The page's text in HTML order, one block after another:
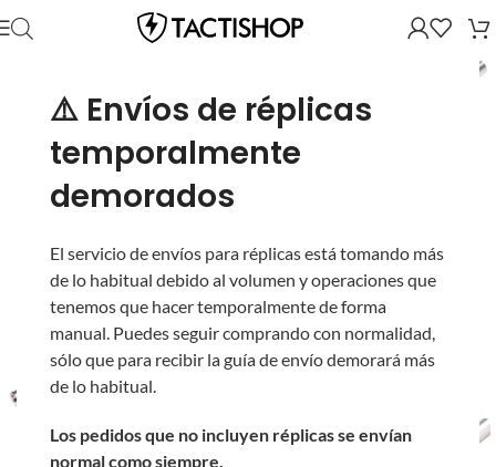
⚠️ Envíos de réplicas
temporalmente
demorados
El servicio de envíos para réplicas está tomando más
de lo habitual debido al volumen y operaciones que
tenemos que hacer temporalmente de forma
manual. Puedes seguir comprando con normalidad,
sólo que para recibir la guía de envío demorará más
de lo habitual.
Los pedidos que no incluyen réplicas se envían
normal como siempre.